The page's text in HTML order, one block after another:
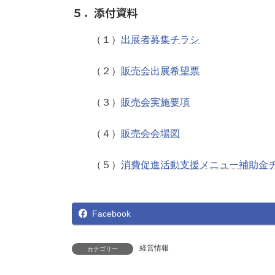
５．添付資料
（１） 出展者募集チラシ
（２） 販売会出展希望票
（３） 販売会実施要項
（４） 販売会会場図
（５） 消費促進活動支援メニュー補助金
Facebook
カテゴリー 経営情報